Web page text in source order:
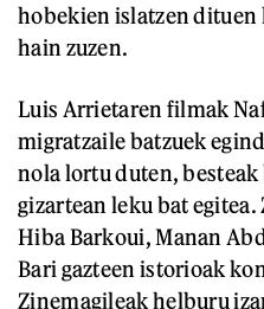
hobekien islatzen dituen
hain zuzen.
Luis Arrietaren filmak
migratzaile batzuek
nola lortu duten,
gizartean leku bat
Hiba Barkoui, Manan
Bari gazteen istorioak
Zinemagileak helburu